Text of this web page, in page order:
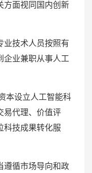
方面视同国内创新
技术人员按照有
企业兼职从事人工
设立人工智能科
易代理、价值评
科技成果转化服
循市场导向和政